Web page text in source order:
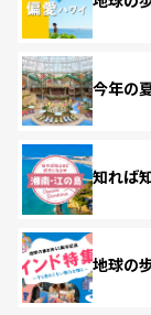
今年の
知れば
地球の